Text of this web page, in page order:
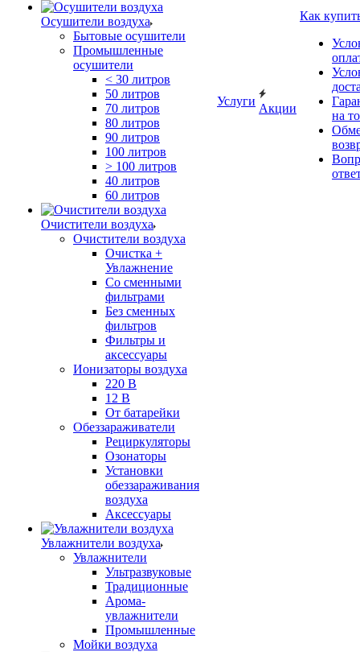
Осушители воздуха
Бытовые осушители
Промышленные
осушители
< 30 литров
50 литров
70 литров
80 литров
90 литров
100 литров
> 100 литров
40 литров
60 литров
Очистители воздуха
Очистители воздуха
Очистка +
Увлажнение
Cо сменными
фильтрами
Без сменных
фильтров
Фильтры и
аксессуары
Ионизаторы воздуха
220 В
12 В
От батарейки
Обеззараживатели
Рециркуляторы
Озонаторы
Установки
обеззараживания
воздуха
Аксессуары
Увлажнители воздуха
Увлажнители
Ультразвуковые
Традиционные
Арома-
увлажнители
Промышленные
Мойки воздуха
Услуги
Акции
Как
на